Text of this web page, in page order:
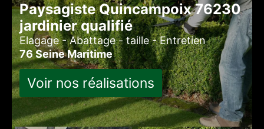
Paysagiste Quincampoix 76230
jardinier qualifié
Elagage - Abattage - taille - Entretien
76 Seine Maritime
Voir nos réalisations